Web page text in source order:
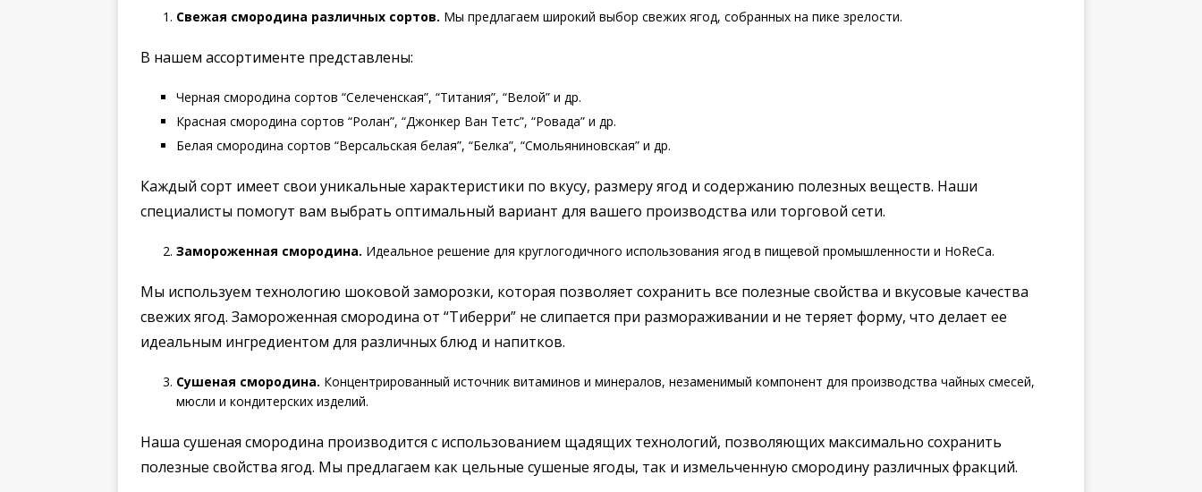
Свежая смородина различных сортов. Мы предлагаем широкий выбор свежих ягод, собранных на пике зрелости.
В нашем ассортименте представлены:
Черная смородина сортов “Селеченская”, “Титания”, “Велой” и др.
Красная смородина сортов “Ролан”, “Джонкер Ван Тетс”, “Ровада” и др.
Белая смородина сортов “Версальская белая”, “Белка”, “Смольяниновская” и др.
Каждый сорт имеет свои уникальные характеристики по вкусу, размеру ягод и содержанию полезных веществ. Наши
специалисты помогут вам выбрать оптимальный вариант для вашего производства или торговой сети.
Замороженная смородина. Идеальное решение для круглогодичного использования ягод в пищевой промышленности и HoReCa.
Мы используем технологию шоковой заморозки, которая позволяет сохранить все полезные свойства и вкусовые качества
свежих ягод. Замороженная смородина от “Тиберри” не слипается при размораживании и не теряет форму, что делает ее
идеальным ингредиентом для различных блюд и напитков.
Сушеная смородина. Концентрированный источник витаминов и минералов, незаменимый компонент для производства чайных смесей,
мюсли и кондитерских изделий.
Наша сушеная смородина производится с использованием щадящих технологий, позволяющих максимально сохранить
полезные свойства ягод. Мы предлагаем как цельные сушеные ягоды, так и измельченную смородину различных фракций.